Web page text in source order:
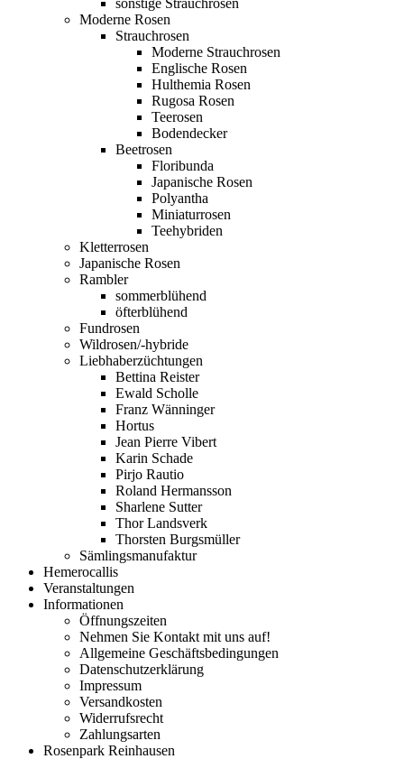
sonstige Strauchrosen
Moderne Rosen
Strauchrosen
Moderne Strauchrosen
Englische Rosen
Hulthemia Rosen
Rugosa Rosen
Teerosen
Bodendecker
Beetrosen
Floribunda
Japanische Rosen
Polyantha
Miniaturrosen
Teehybriden
Kletterrosen
Japanische Rosen
Rambler
sommerblühend
öfterblühend
Fundrosen
Wildrosen/-hybride
Liebhaberzüchtungen
Bettina Reister
Ewald Scholle
Franz Wänninger
Hortus
Jean Pierre Vibert
Karin Schade
Pirjo Rautio
Roland Hermansson
Sharlene Sutter
Thor Landsverk
Thorsten Burgsmüller
Sämlingsmanufaktur
Hemerocallis
Veranstaltungen
Informationen
Öffnungszeiten
Nehmen Sie Kontakt mit uns auf!
Allgemeine Geschäftsbedingungen
Datenschutzerklärung
Impressum
Versandkosten
Widerrufsrecht
Zahlungsarten
Rosenpark Reinhausen